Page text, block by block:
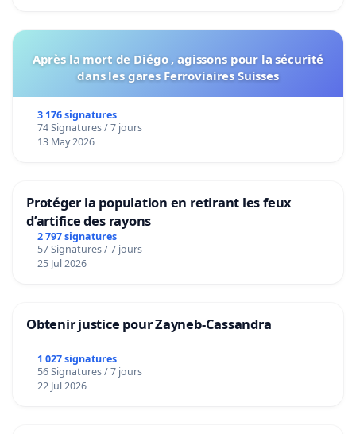
Après la mort de Diégo , agissons pour la sécurité
dans les gares Ferroviaires Suisses
3 176 signatures
74 Signatures / 7 jours
13 May 2026
Protéger la population en retirant les feux
d’artifice des rayons
2 797 signatures
57 Signatures / 7 jours
25 Jul 2026
Obtenir justice pour Zayneb-Cassandra
1 027 signatures
56 Signatures / 7 jours
22 Jul 2026